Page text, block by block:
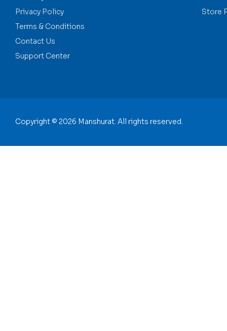
Privacy Policy
Terms & Conditions
Contact Us
Support Center
Store
Copyright © 2026 Manshurat. All rights reserved.